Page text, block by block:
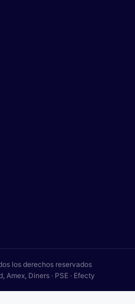
los derechos reservados
Diners · PSE · Efecty